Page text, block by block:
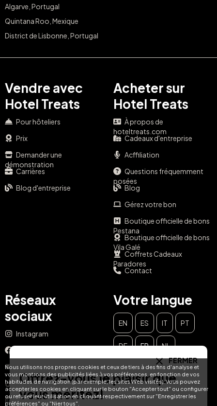
Nous utilisons nos propres cookies et ceux de tiers à des fins d'analyse et
vous montrons des publicités liées à vos préférences, en fonction de vos
habitudes de navigation (par exemple, les sites Web visités). Vous pouvez
accepter les cookies en cliquant sur le bouton "Accepter tout" ou configurer
ou refuser leur utilisation en cliquant respectivement sur "Enregistrer les
préférences" ou "Nier tous".
Algarve, Portugal
Quintana Roo, Mexique
District de Lisbonne, Portugal
Vendre avec
Hotel Treats
Pour hôteliers
Prix
Demander une
démonstration
Carrières
Blog d'entreprise
Acheter sur
Hotel Treats
À propos de
hoteltreats.com
Cadeaux d'entreprise
Acffiliation
Questions fréquemment
posées
Blog
Gérez votre bon
Boutique officielle de bons
Pestana
Boutique officielle de bons
Vila Galé
Coffrets Cadeaux
Paradores
Contact
Réseaux
sociaux
Instagram
YouTube
TikTok
LinkedIn
Votre langue
EN ES IT PT
DE FR
NL
FERMER
Offrez-vous le plaisir que
vous méritez!